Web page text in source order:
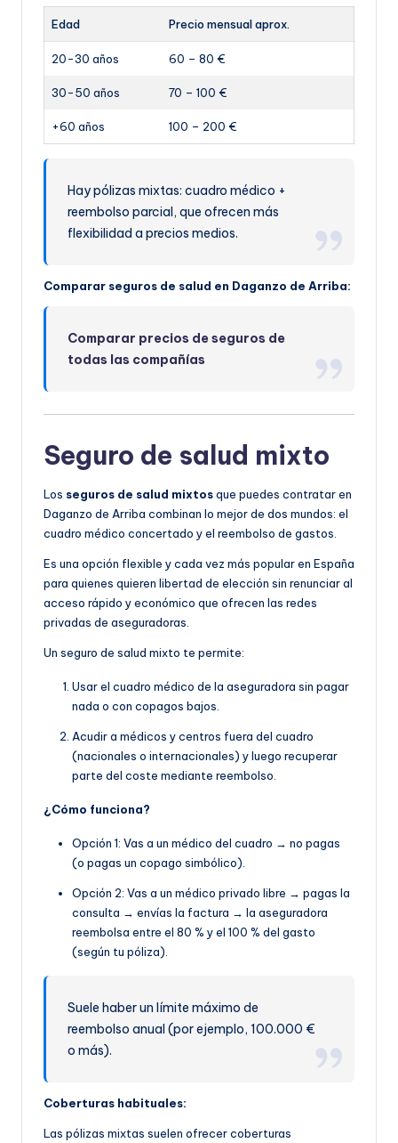
Edad Precio mensual aprox.
20-30 años 60 – 80 €
30-50 años 70 – 100 €
+60 años 100 – 200 €
Hay pólizas mixtas: cuadro médico +
reembolso parcial, que ofrecen más
flexibilidad a precios medios.
Comparar seguros de salud en Daganzo de Arriba:
Comparar precios de seguros de
todas las compañías
Seguro de salud mixto
Los seguros de salud mixtosque puedes contratar en
Daganzo de Arriba combinan lo mejor de dos mundos: el
cuadro médico concertado y el reembolso de gastos.
Es una opción flexible y cada vez más popular en España
para quienes quieren libertad de elección sin renunciar al
acceso rápido y económico que ofrecen las redes
privadas de aseguradoras.
Un seguro de salud mixto te permite:
Usar el cuadro médico de la aseguradora sin pagar
nada o con copagos bajos.
Acudir a médicos y centros fuera del cuadro
(nacionales o internacionales) y luego recuperar
parte del coste mediante reembolso.
¿Cómo funciona?
Opción 1: Vas a un médico del cuadro → no pagas
(o pagas un copago simbólico).
Opción 2: Vas a un médico privado libre → pagas la
consulta → envías la factura → la aseguradora
reembolsa entre el 80 % y el 100 % del gasto
(según tu póliza).
Suele haber un límite máximo de
reembolso anual (por ejemplo, 100.000 €
o más).
Coberturas habituales:
Las pólizas mixtas suelen ofrecer coberturas